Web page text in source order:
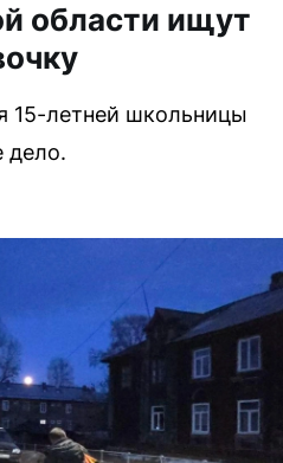
области ищут
15-летней школьницы
дело.